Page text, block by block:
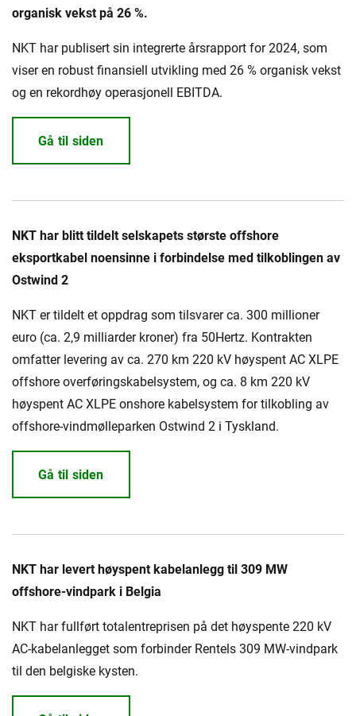
organisk vekst på 26 %.
NKT har publisert sin integrerte årsrapport for 2024, som
viser en robust finansiell utvikling med 26 % organisk vekst
og en rekordhøy operasjonell EBITDA.
Gå til siden
NKT har blitt tildelt selskapets største offshore
eksportkabel noensinne i forbindelse med tilkoblingen av
Ostwind 2
NKT er tildelt et oppdrag som tilsvarer ca. 300 millioner
euro (ca. 2,9 milliarder kroner) fra 50Hertz. Kontrakten
omfatter levering av ca. 270 km 220 kV høyspent AC XLPE
offshore overføringskabelsystem, og ca. 8 km 220 kV
høyspent AC XLPE onshore kabelsystem for tilkobling av
offshore-vindmølleparken Ostwind 2 i Tyskland.
Gå til siden
NKT har levert høyspent kabelanlegg til 309 MW
offshore-vindpark i Belgia
NKT har fullført totalentreprisen på det høyspente 220 kV
AC-kabelanlegget som forbinder Rentels 309 MW-vindpark
til den belgiske kysten.